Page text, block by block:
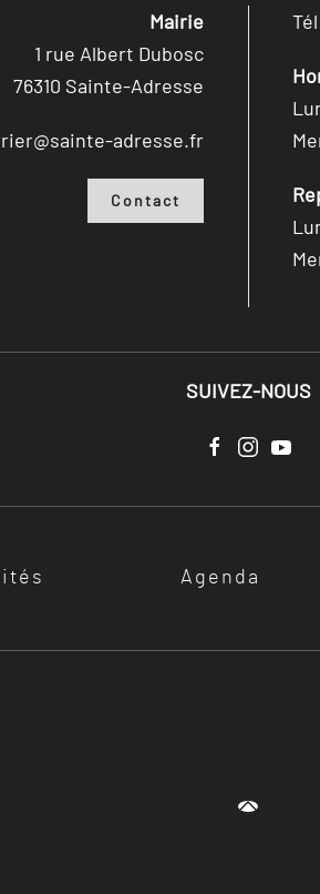
Mairie
1 rue Albert Dubosc
76310 Sainte-Adresse
adresse.fr
Contact
SUIVEZ-NOUS
Agenda